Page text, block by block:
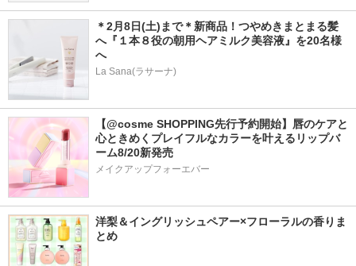
＊2月8日(土)まで＊新商品！つやめきまとまる髪
へ『１本８役の朝用ヘアミルク美容液』を20名様
へ
La Sana(ラサーナ)
【@cosme SHOPPING先行予約開始】唇のケアと
心ときめくプレイフルなカラーを叶えるリップバ
ーム8/20新発売
メイクアップフォーエバー
洋梨＆イングリッシュペアー×フローラルの香りま
とめ